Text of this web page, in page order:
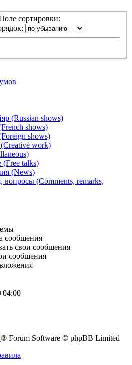
сортировки:
(Russian shows)
shows)
shows)
work)
talks)
(News)
(Comments, remarks,
сообщения
свои сообщения
сообщения
® Forum Software © phpBB Limited